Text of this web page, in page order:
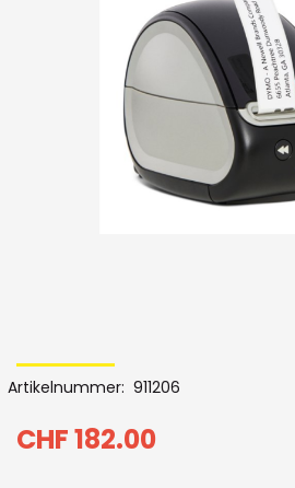
Bildergalerie
to
the
beginning
CHF 182.00
Artikelnummer 911206